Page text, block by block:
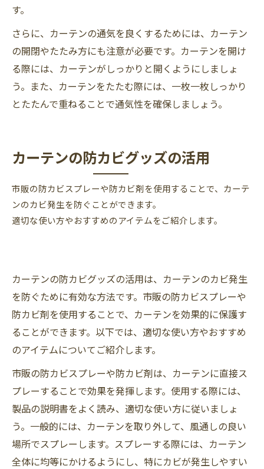
す。
さらに、カーテンの通気を良くするためには、カーテン
の開閉やたたみ方にも注意が必要です。カーテンを開け
る際には、カーテンがしっかりと開くようにしましょ
う。また、カーテンをたたむ際には、一枚一枚しっかり
とたたんで重ねることで通気性を確保しましょう。
カーテンの防カビグッズの活用
市販の防カビスプレーや防カビ剤を使用することで、カーテ
ンのカビ発生を防ぐことができます。
適切な使い方やおすすめのアイテムをご紹介します。
カーテンの防カビグッズの活用は、カーテンのカビ発生
を防ぐために有効な方法です。市販の防カビスプレーや
防カビ剤を使用することで、カーテンを効果的に保護す
ることができます。以下では、適切な使い方やおすすめ
のアイテムについてご紹介します。
市販の防カビスプレーや防カビ剤は、カーテンに直接ス
プレーすることで効果を発揮します。使用する際には、
製品の説明書をよく読み、適切な使い方に従いましょ
う。一般的には、カーテンを取り外して、風通しの良い
場所でスプレーします。スプレーする際には、カーテン
全体に均等にかけるようにし、特にカビが発生しやすい